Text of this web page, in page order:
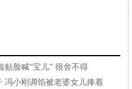
贴脸喊“宝儿” 很舍不得
冯小刚调馅被老婆女儿捧着